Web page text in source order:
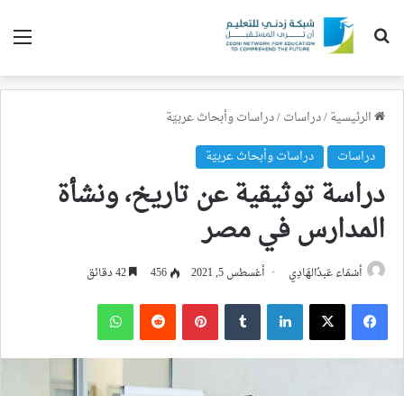
بحث عن
الرئيسية/دراسات/دراسات وأبحاث عربيّة
دراسات
دراسات وأبحاث عربيّة
دراسة توثيقية عن تاريخ، ونشأة
المدارس في مصر
أسْمَاء عَبدُالهَادِي أغسطس 5, 2021 456
فيسبوك ‫X لينكدإن بينتيريست واتساب